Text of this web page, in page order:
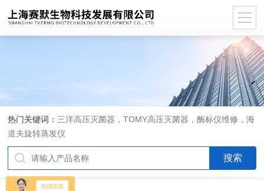
热门关键词： 三洋高压灭菌器，TOMY高压灭菌器，酶标仪维修，海
道夫旋转蒸发仪